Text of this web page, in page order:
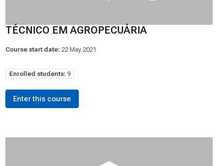
TÉCNICO EM AGROPECUÁRIA
Course start date: 22 May 2021
Enrolled students: 9
Enter this course